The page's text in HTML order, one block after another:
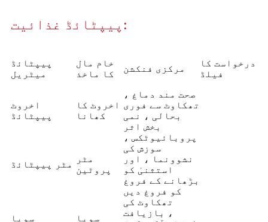
پیپٹائڈ غذائیت:
پیپٹائڈ
میٹریل
خام مال
کا ماخذ
مرکزی فنکشن
درخواست کا
فیلڈ
اخروٹ
پیپٹائڈ
اخروٹ کا
کھانا
صحت مند دماغ ،
تھکاوٹ سے فوری
بحالی ، نمی
بخش اثر
مٹر پیپٹائڈ
مٹر
پروٹین
پروبائیوٹکس ،
سوزش کی
نشوونما ، اور
استثنیٰ کو
بڑھانے کے فروغ
کو فروغ دیں
سویا
سویا
تھکاوٹ کی
بازیافت ،